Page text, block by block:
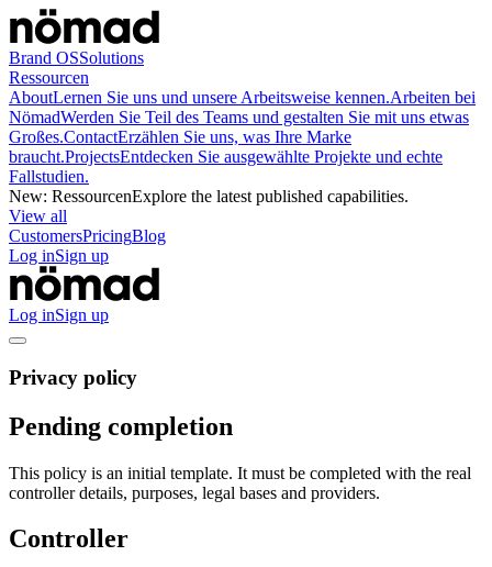
Brand OSSolutions
Ressourcen
AboutLernen Sie uns und unsere Arbeitsweise kennen.Arbeiten bei
NömadWerden Sie Teil des Teams und gestalten Sie mit uns etwas
Großes.ContactErzählen Sie uns, was Ihre Marke
braucht.ProjectsEntdecken Sie ausgewählte Projekte und echte
Fallstudien.
New: RessourcenExplore the latest published capabilities.
View all
CustomersPricingBlog
Log inSign up
Log inSign up
Privacy policy
Pending completion
This policy is an initial template. It must be completed with the real
controller details, purposes, legal bases and providers.
Controller